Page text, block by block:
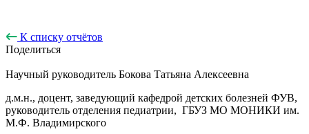
К списку отчётов
Поделиться
Научный руководитель Бокова Татьяна Алексеевна
д.м.н., доцент, заведующий кафедрой детских болезней ФУВ,
руководитель отделения педиатрии, ГБУЗ МО МОНИКИ им.
М.Ф. Владимирского